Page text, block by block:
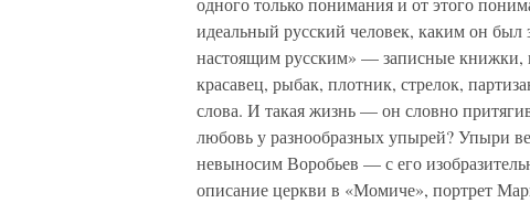
идеальный русский человек, каким он
настоящим русским» — записные книжки,
красавец, рыбак, плотник, стрелок,
слова. И такая жизнь — он словно
любовь у разнообразных упырей? Упыри
невыносим Воробьев — с его
описание церкви в «Момиче», портрет